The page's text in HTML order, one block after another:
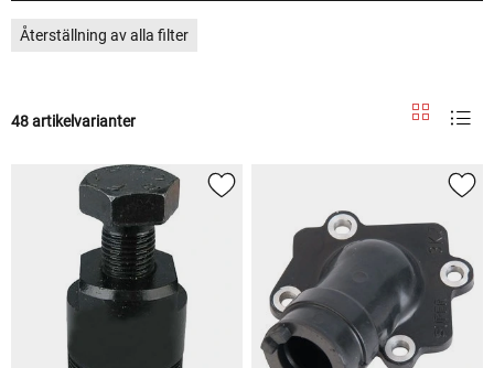
Återställning av alla filter
48 artikelvarianter